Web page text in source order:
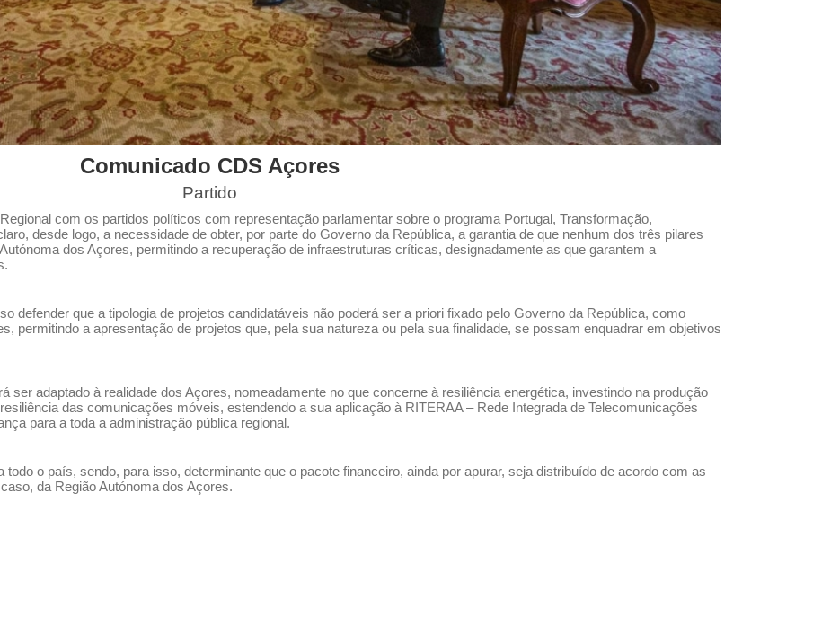
Comunicado CDS Açores
Partido
com os partidos políticos com representação parlamentar sobre o programa Portugal, Transformação,
desde logo, a necessidade de obter, por parte do Governo da República, a garantia de que nenhum dos três pilares
dos Açores, permitindo a recuperação de infraestruturas críticas, designadamente as que garantem a
defender que a tipologia de projetos candidatáveis não poderá ser a priori fixado pelo Governo da República, como
permitindo a apresentação de projetos que, pela sua natureza ou pela sua finalidade, se possam enquadrar em objetivos
ser adaptado à realidade dos Açores, nomeadamente no que concerne à resiliência energética, investindo na produção
das comunicações móveis, estendendo a sua aplicação à RITERAA – Rede Integrada de Telecomunicações
para a toda a administração pública regional.
o país, sendo, para isso, determinante que o pacote financeiro, ainda por apurar, seja distribuído de acordo com as
da Região Autónoma dos Açores.